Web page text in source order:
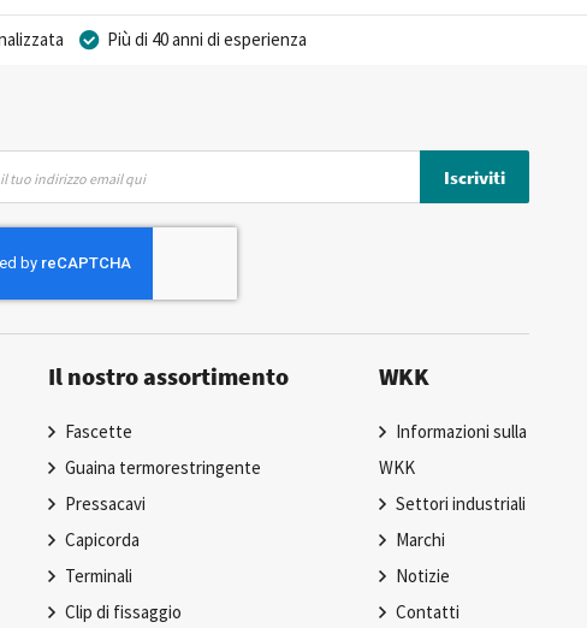
Più di 40 anni di esperienza
Iscriviti
Il nostro assortimento
Fascette
Guaina termorestringente
Pressacavi
Capicorda
Terminali
Clip di fissaggio
WKK
Informazioni sulla
WKK
Settori industriali
Marchi
Notizie
Contatti